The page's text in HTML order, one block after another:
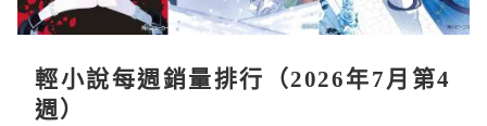
輕小說每週銷量排行（2026年7月第4
週）